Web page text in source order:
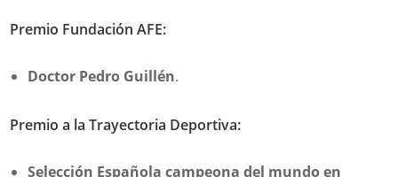
Premio Fundación AFE:
Doctor Pedro Guillén.
Premio a la Trayectoria Deportiva:
Selección Española campeona del mundo en